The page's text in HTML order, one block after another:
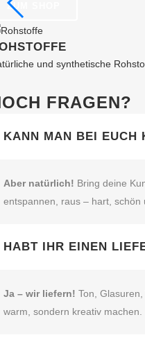
ZUM SHOP
und synthetische
FRAGEN?
KANN MAN BEI EUCH
Aber natürlich! Bring deine
entspannen, raus – hart, schön
HABT IHR EINEN
Ja – wir liefern! Ton,
warm, sondern kreativ machen.